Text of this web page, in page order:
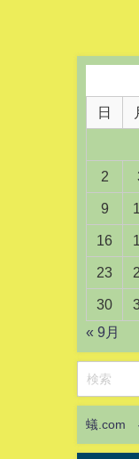
日
2
9
16
23
30
« 9月
蟻.com